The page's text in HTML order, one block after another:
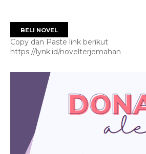
BELI NOVEL
Copy dan Paste link berikut
https://lynk.id/novelterjemahan